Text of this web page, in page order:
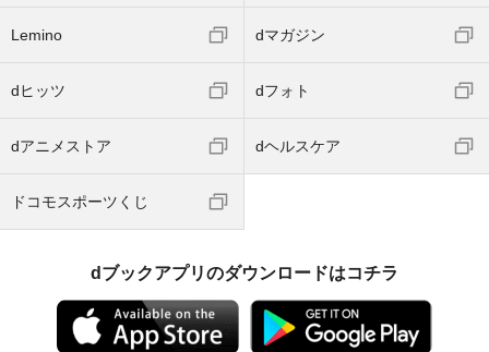
Lemino dマガジン
dヒッツ dフォト
dアニメストア dヘルスケア
ドコモスポーツくじ
dブックアプリのダウンロードはコチラ